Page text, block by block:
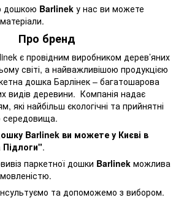
дошкою Barlinek у нас ви можете
Про бренд
є провідним виробником дерев’яних
світі, а найважливішою продукцією
дошка Барлінек – багатошарова
видів деревини. Компанія надає
які найбільш єкологічні та прийнятні
середовища.
Barlinek ви можете у Києві в
Підлоги".
паркетної дошки Barlinek можлива
та допоможемо з вибором.